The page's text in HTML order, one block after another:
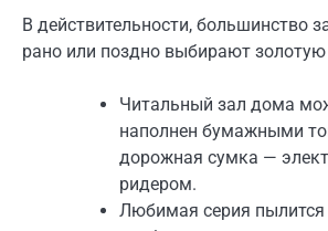
В действительности, большинство
рано или поздно выбирают золотую
Читальный зал дома
наполнен бумажными
дорожная сумка —
ридером.
Любимая серия пылится